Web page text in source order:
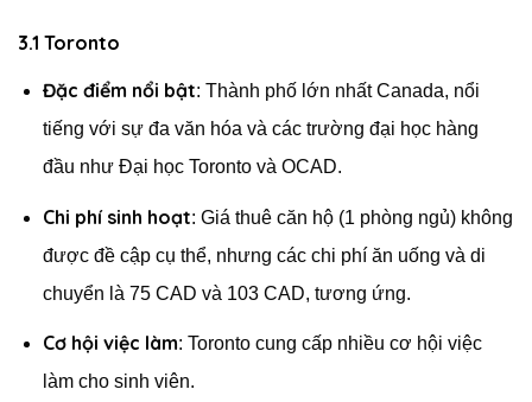
3.1 Toronto
Đặc điểm nổi bật: Thành phố lớn nhất Canada, nổi
tiếng với sự đa văn hóa và các trường đại học hàng
đầu như Đại học Toronto và OCAD.
Chi phí sinh hoạt: Giá thuê căn hộ (1 phòng ngủ) không
được đề cập cụ thể, nhưng các chi phí ăn uống và di
chuyển là 75 CAD và 103 CAD, tương ứng.
Cơ hội việc làm: Toronto cung cấp nhiều cơ hội việc
làm cho sinh viên.